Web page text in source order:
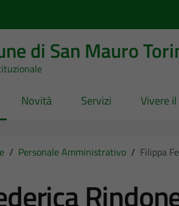
di San Mauro
Novità Servizi Vivere
/ Personale Amministrativo / Filippa